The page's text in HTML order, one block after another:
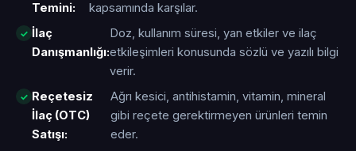
Temini:
kapsamında karşılar.
İlaç
Danışmanlığı:
Doz, kullanım süresi, yan etkiler ve ilaç
etkileşimleri konusunda sözlü ve yazılı bilgi
verir.
Reçetesiz
İlaç (OTC)
Satışı:
Ağrı kesici, antihistamin, vitamin, mineral
gibi reçete gerektirmeyen ürünleri temin
eder.